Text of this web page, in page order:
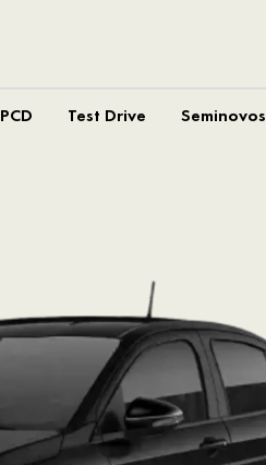
PCD Test Drive Seminovos